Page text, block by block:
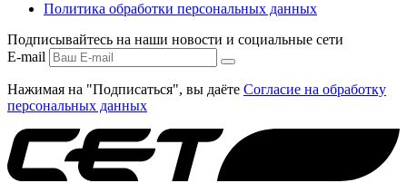
Политика обработки персональных данных
Подписывайтесь на наши новости и социальные сети
E-mail
Нажимая на "Подписаться", вы даёте Согласие на обработку
персональных данных